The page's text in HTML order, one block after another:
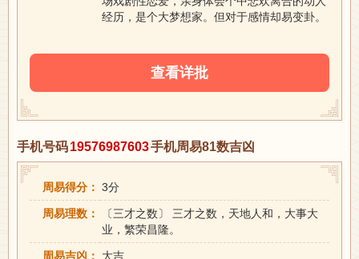
经历，是个大梦想家。但对于感情却易变卦。
查看详批
手机号码19576987603手机周易81数吉凶
周易得分： 3分
周易理数：
〔三才之数〕 三才之数，天地人和，大事大
业，繁荣昌隆。
周易吉凶： 大吉